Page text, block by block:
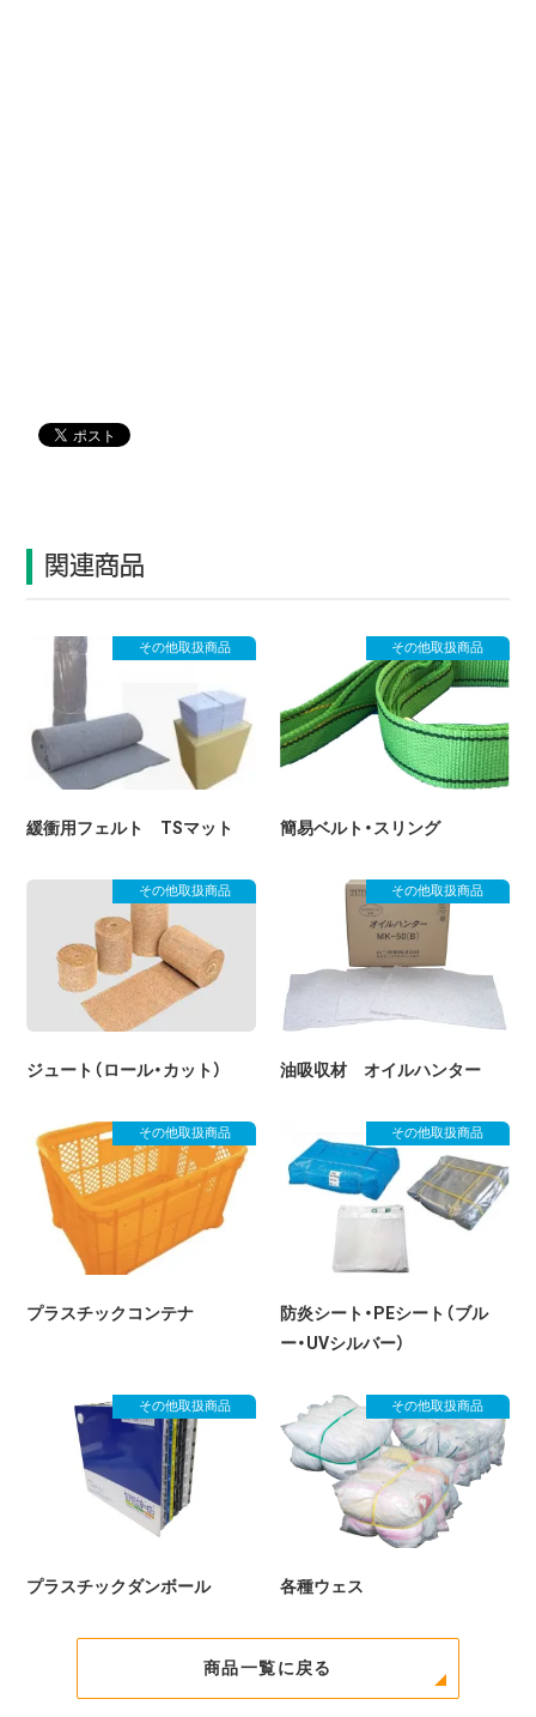
関連商品
その他取扱商品
緩衝用フェルト TSマット
その他取扱商品
簡易ベルト・スリング
その他取扱商品
ジュート（ロール・カット）
その他取扱商品
油吸収材 オイルハンター
その他取扱商品
プラスチックコンテナ
その他取扱商品
防炎シート・PEシート（ブル
ー・UVシルバー）
その他取扱商品
プラスチックダンボール
その他取扱商品
各種ウェス
商品一覧に戻る